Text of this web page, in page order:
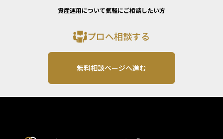
資産運用について気軽にご相談したい方
プロへ相談する
無料相談ページへ進む